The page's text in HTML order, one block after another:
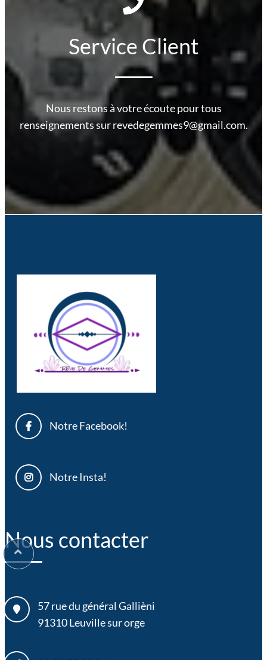
Service Client
Nous restons à votre écoute pour tous
renseignements sur revedegemmes9@gmail.com.
Notre Facebook!
Notre Insta!
Nous contacter
57 rue du général Gallièni
91310Leuville sur orge